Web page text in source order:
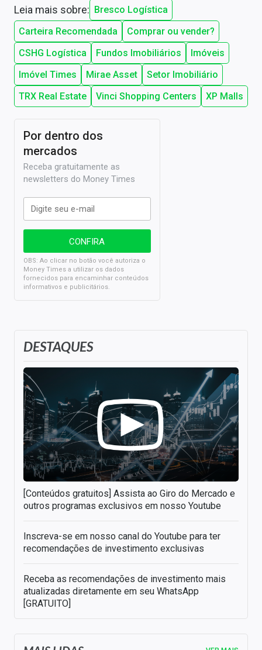
Leia mais sobre: Bresco Logística
Carteira Recomendada
Comprar ou vender?
CSHG Logística
Fundos Imobiliários
Imóveis
Imóvel Times
Mirae Asset
Setor Imobiliário
TRX Real Estate
Vinci Shopping Centers XP Malls
DESTAQUES
[Conteúdos gratuitos] Assista ao Giro do Mercado e
outros programas exclusivos em nosso Youtube
Inscreva-se em nosso canal do Youtube para ter
recomendações de investimento exclusivas
Receba as recomendações de investimento mais
atualizadas diretamente em seu WhatsApp
[GRATUITO]
Por dentro dos
mercados
Receba gratuitamente as
newsletters do Money Times
OBS: Ao clicar no botão você autoriza o
Money Times a utilizar os dados
fornecidos para encaminhar conteúdos
informativos e publicitários.